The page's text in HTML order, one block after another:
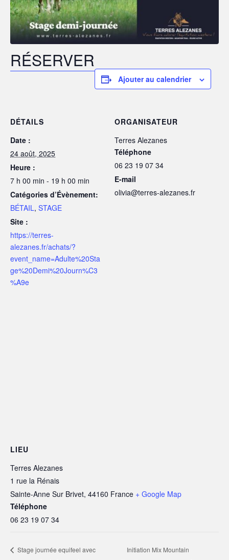
RÉSERVER
Ajouter au calendrier
DÉTAILS
Date :
24 août, 2025
Heure :
7 h 00 min - 19 h 00 min
Catégories d’Évènement:
BÉTAIL, STAGE
Site :
https://terres-
alezanes.fr/achats/?
event_name=Adulte%20Sta
ge%20Demi%20Journ%C3
%A9e
ORGANISATEUR
Terres Alezanes
Téléphone
06 23 19 07 34
E-mail
olivia@terres-alezanes.fr
LIEU
Terres Alezanes
1 rue la Rénais
Sainte-Anne Sur Brivet, 44160 France + Google Map
Téléphone
06 23 19 07 34
Stage journée equifeel avec
Initiation Mix Mountain